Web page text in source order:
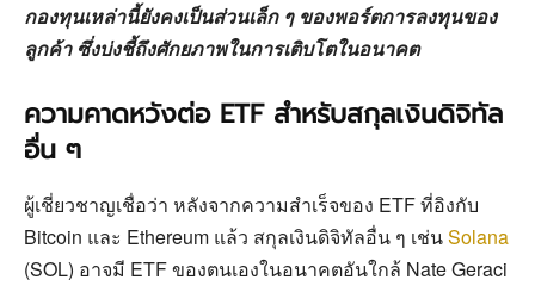
กองทุนเหล่านี้ยังคงเป็นส่วนเล็ก ๆ ของพอร์ตการลงทุนของ
ลูกค้า ซึ่งบ่งชี้ถึงศักยภาพในการเติบโตในอนาคต
ความคาดหวังต่อ ETF สำหรับสกุลเงินดิจิทัล
อื่น ๆ
ผู้เชี่ยวชาญเชื่อว่า หลังจากความสำเร็จของ ETF ที่อิงกับ
Bitcoin และ Ethereum แล้ว สกุลเงินดิจิทัลอื่น ๆ เช่นSolana
(SOL) อาจมี ETF ของตนเองในอนาคตอันใกล้ Nate Geraci